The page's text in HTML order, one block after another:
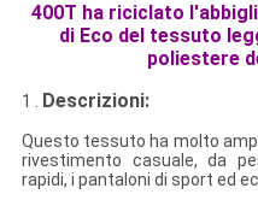
400T ha riciclato
di Eco del tessuto
poliestere
1 . Descrizioni:
Questo tessuto ha molto
rivestimento casuale, da
rapidi, i pantaloni di sport ed